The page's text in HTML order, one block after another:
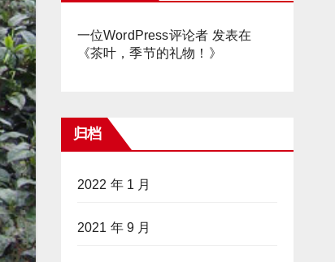
一位WordPress评论者 发表在
《茶叶，季节的礼物！ 》
归档
2022 年 1 月
2021 年 9 月